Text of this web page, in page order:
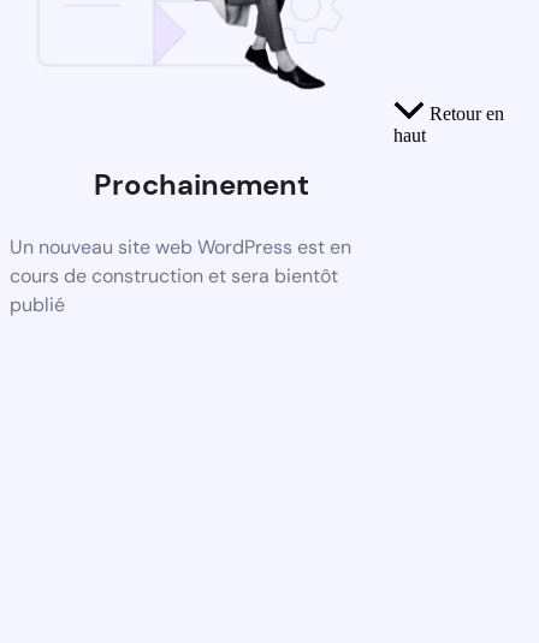
Prochainement
Un nouveau site web WordPress est en
cours de construction et sera bientôt
publié
Retour en
haut